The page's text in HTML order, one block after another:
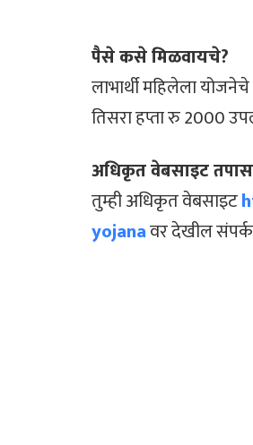
पैसे कसे मिळवायचे?
लाभार्थी महिलेला
तिसरा हप्ता रु 2000
अधिकृत वेबसाइट
तुम्ही अधिकृत वेबसाइट
yojanaवर देखील संपर्क